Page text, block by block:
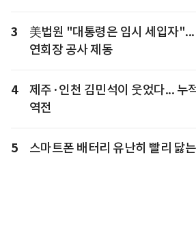
3
美법원 "대통령은 임시 세입자
연회장 공사 제동
4
제주·인천 김민석이 웃었다... 누
역전
5 스마트폰 배터리 유난히 빨리 닳